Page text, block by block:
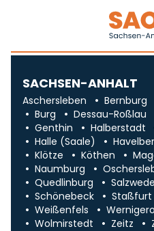
SACHSEN-ANHALT
Aschersleben Bernburg
Burg
Dessau-Roßlau
Genthin
Halberstadt
Halle (Saale)
Klötze
Köthen
Naumburg
Quedlinburg
Schönebeck
Staßfurt
Weißenfels
Wolmirstedt
Zeitz